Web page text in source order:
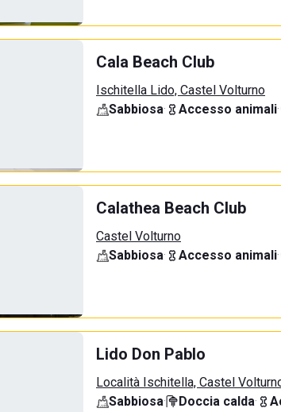
Cala Beach Club
Ischitella Lido, Castel Volturno
Sabbiosa· Accesso animali·
Calathea Beach Club
Castel Volturno
Sabbiosa· Accesso animali·
Lido Don Pablo
Località Ischitella, Castel
Sabbiosa· Doccia calda·